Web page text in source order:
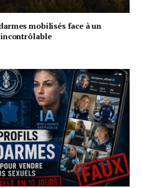
mobilisés face à un